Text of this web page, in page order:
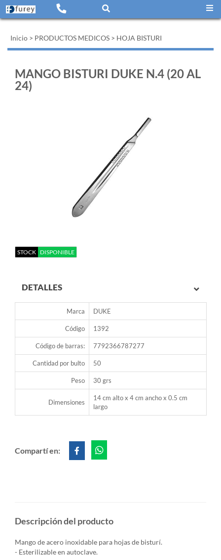
Inicio > PRODUCTOS MEDICOS > HOJA BISTURI
MANGO BISTURI DUKE N.4 (20 AL
24)
STOCK DISPONIBLE
DETALLES
Marca DUKE
Código 1392
Código de barras: 7792366787277
Cantidad por bulto 50
Peso 30 grs
Dimensiones
14 cm alto x 4 cm ancho x 0.5 cm
largo
Compartí en:
Descripción del producto
Mango de acero inoxidable para hojas de bisturí.
- Esterilizable en autoclave.